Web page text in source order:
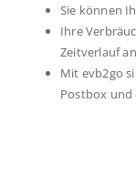
Sie können
Ihre
Zeitverlauf
Mit evb2go
Postbox und